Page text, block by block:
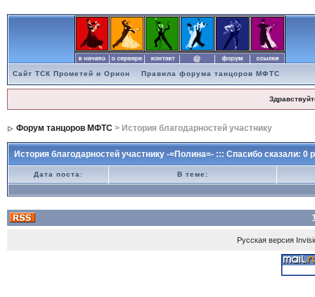
Сайт ТСК Прометей и Орион Правила форума танцоров МФТС
Форум танцоров МФТС> История благодарностей участнику
История благодарностей участнику -=Полина=- ::: Спасибо сказали: 0
Дата поста: В теме:
Русская версия